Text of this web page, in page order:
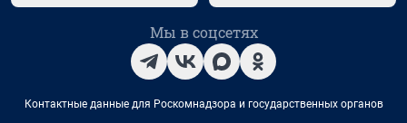
Мы в соцсетях
Контактные данные для Роскомнадзора и государственных органов